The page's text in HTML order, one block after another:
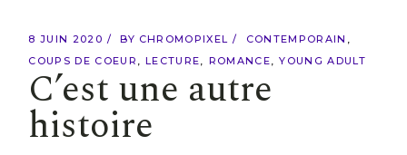
8 JUIN 2020 BY CHROMOPIXEL
CONTEMPORAIN
COUPS DE COEUR
LECTURE ROMANCE YOUNG ADULT
C’est une autre
histoire